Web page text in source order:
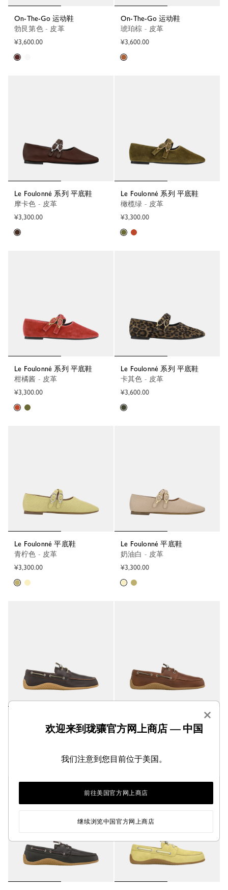
On-The-Go 运动鞋
勃艮第色 - 皮革
¥3,600.00
On-The-Go 运动鞋
琥珀棕 - 皮革
¥3,600.00
Le Foulonné 系列 平底鞋
摩卡色 - 皮革
¥3,300.00
Le Foulonné 系列 平底鞋
橄榄绿 - 皮革
¥3,300.00
Le Foulonné 系列 平底鞋
柑橘酱 - 皮革
¥3,300.00
Le Foulonné 系列 平底鞋
卡其色 - 皮革
¥3,600.00
Le Foulonné 平底鞋
青柠色 - 皮革
¥3,300.00
Le Foulonné 平底鞋
奶油白 - 皮革
¥3,300.00
摩卡色 - 皮革
干邑色 - 皮革
×
欢迎来到珑骧官方网上商店 — 中国
我们注意到您目前位于美国。
前往美国官方网上商店
继续浏览中国官方网上商店